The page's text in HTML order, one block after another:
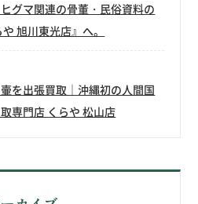
グマ関連の骨董・民俗資料の
旭川東光店』へ。
を出張買取｜沖縄初の人間国
専門店 くらや 松山店